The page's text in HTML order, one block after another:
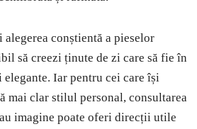
conștientă a pieselor
să creezi ținute de zi care să fie în
Iar pentru cei care își
mai clar stilul personal, consultarea
imagine poate oferi direcții utile